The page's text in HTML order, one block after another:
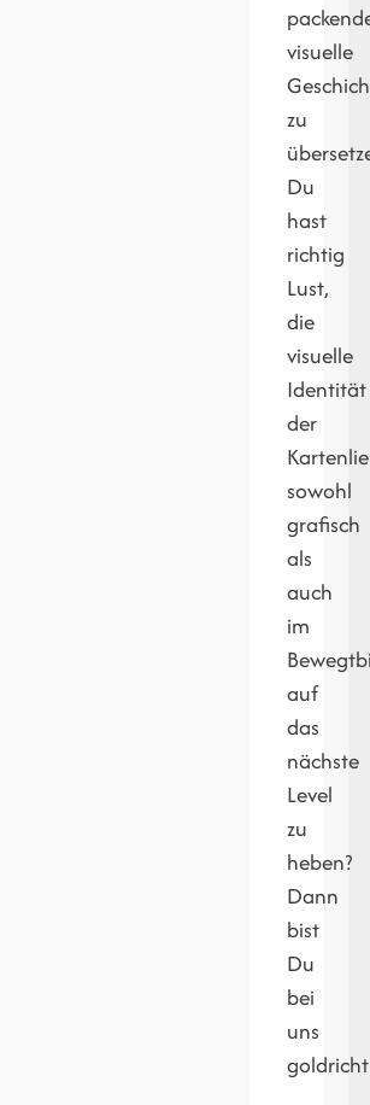
visuelle
zu
Du
hast
richtig
Lust,
die
visuelle
Identität
der
sowohl
grafisch
als
auch
im
auf
das
nächste
Level
zu
heben?
Dann
bist
Du
bei
uns